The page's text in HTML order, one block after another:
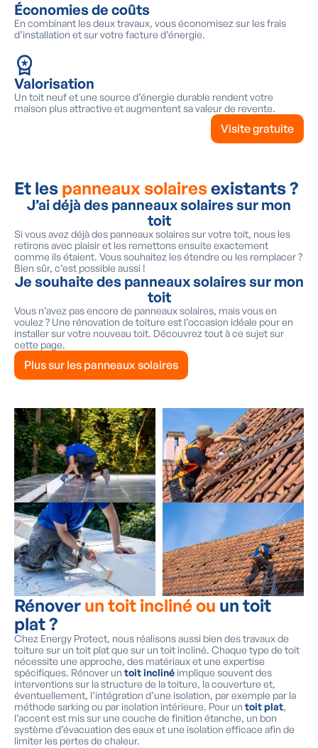
Économies de coûts
En combinant les deux travaux, vous économisez sur les frais
d’installation et sur votre facture d’énergie.
Valorisation
Un toit neuf et une source d’énergie durable rendent votre
maison plus attractive et augmentent sa valeur de revente.
Visite gratuite
Et les panneaux solairesexistants ?
J’ai déjà des panneaux solaires sur mon
toit
Si vous avez déjà des panneaux solaires sur votre toit, nous les
retirons avec plaisir et les remettons ensuite exactement
comme ils étaient. Vous souhaitez les étendre ou les remplacer ?
Bien sûr, c’est possible aussi !
Je souhaite des panneaux solaires sur mon
toit
Vous n’avez pas encore de panneaux solaires, mais vous en
voulez ? Une rénovation de toiture est l’occasion idéale pour en
installer sur votre nouveau toit. Découvrez tout à ce sujet sur
cette page.
Plus sur les panneaux solaires
Rénover un toit incliné ou un toit
plat ?
Chez Energy Protect, nous réalisons aussi bien des travaux de
toiture sur un toit plat que sur un toit incliné. Chaque type de toit
nécessite une approche, des matériaux et une expertise
spécifiques. Rénover un toit incliné implique souvent des
interventions sur la structure de la toiture, la couverture et,
éventuellement, l’intégration d’une isolation, par exemple par la
méthode sarking ou par isolation intérieure. Pour un toit plat,
l’accent est mis sur une couche de finition étanche, un bon
système d’évacuation des eaux et une isolation efficace afin de
limiter les pertes de chaleur.